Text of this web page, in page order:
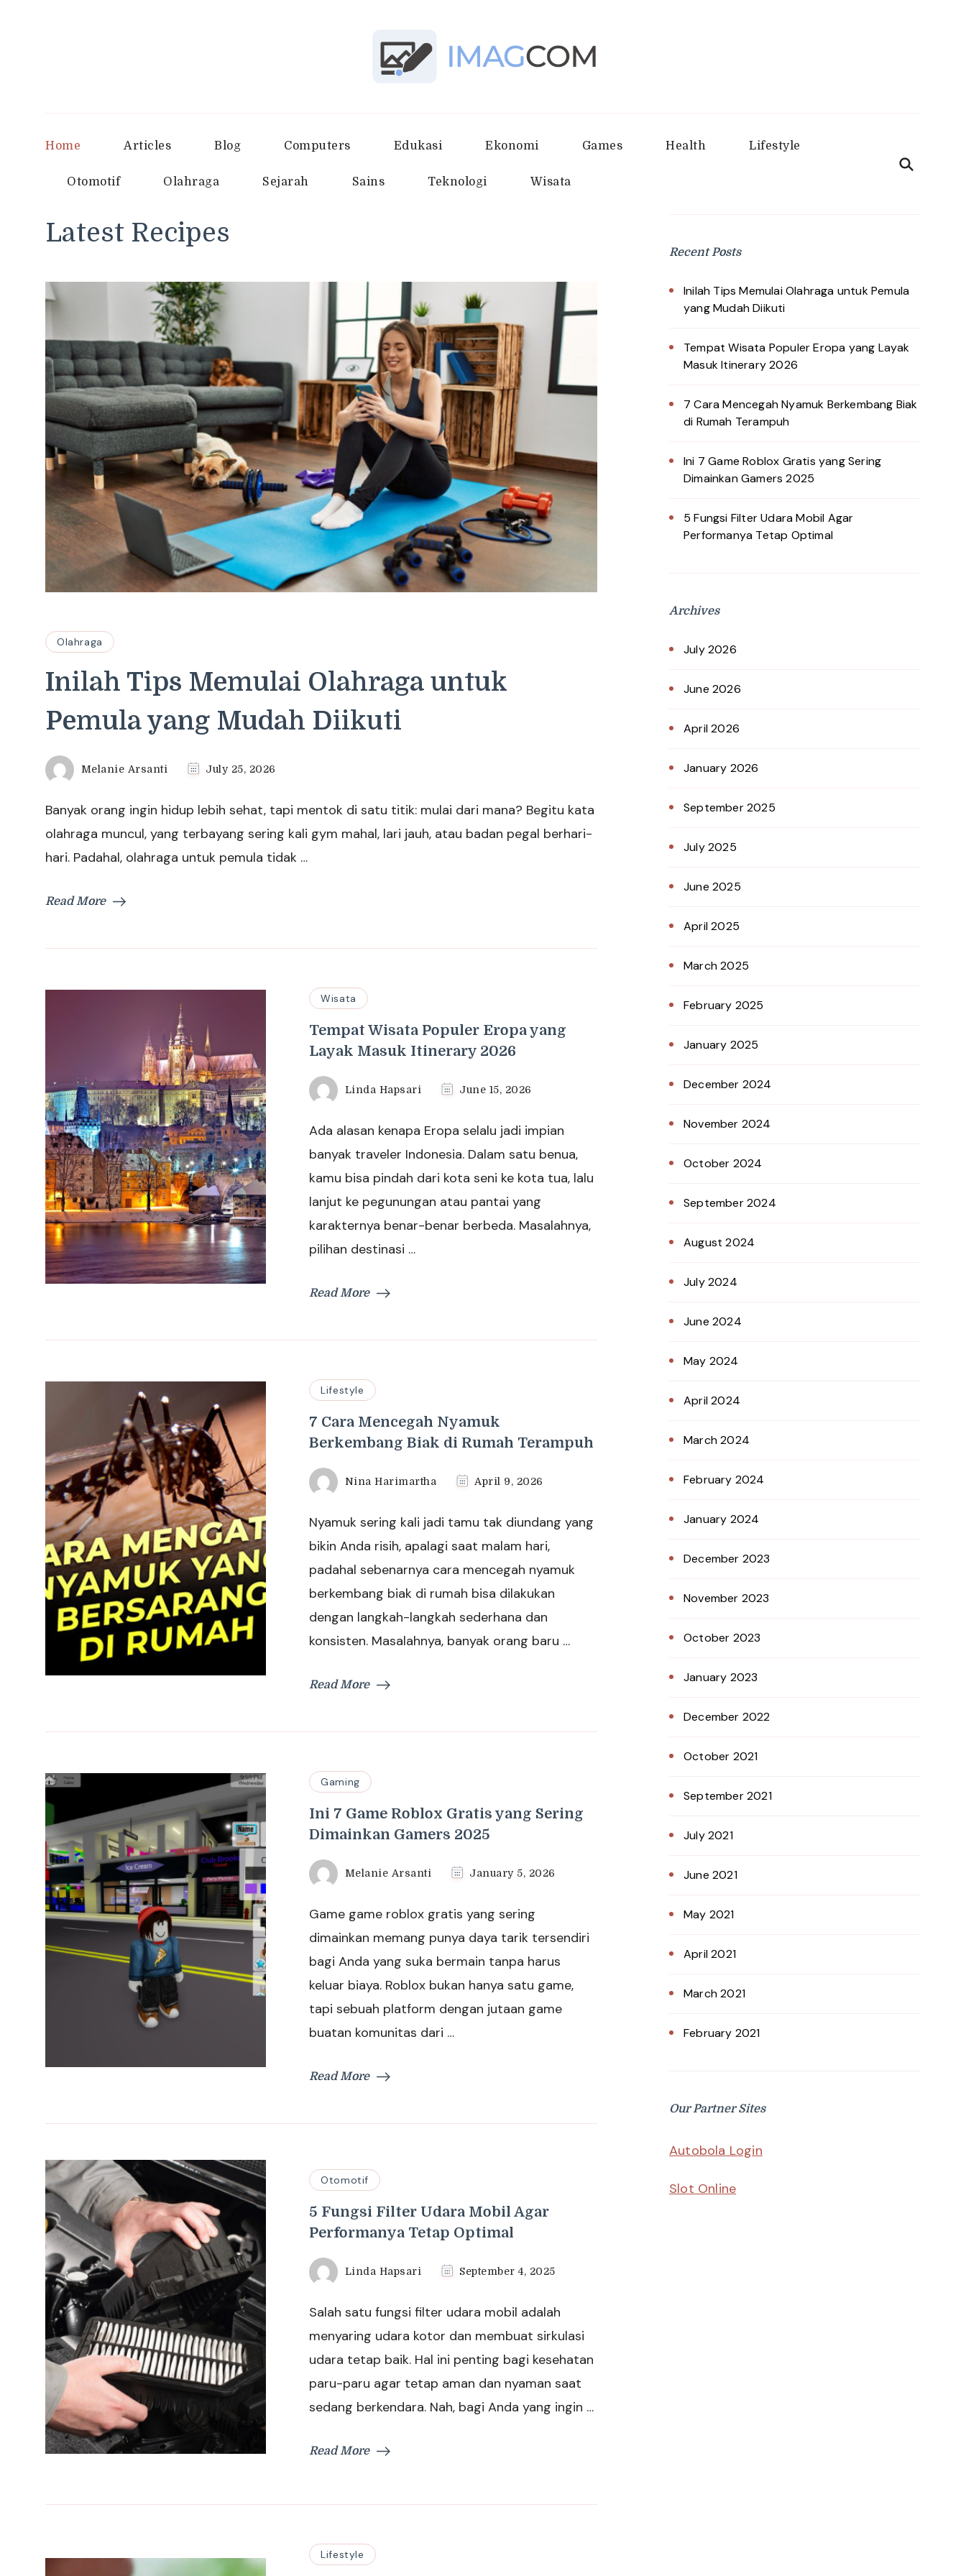
Home Articles Blog Computers Edukasi Ekonomi Games Health Lifestyle
Otomotif Olahraga Sejarah Sains Teknologi Wisata
Latest Recipes
Olahraga
Inilah Tips Memulai Olahraga untuk
Pemula yang Mudah Diikuti
Melanie Arsanti July 25, 2026
Banyak orang ingin hidup lebih sehat, tapi mentok di satu titik: mulai dari mana? Begitu kata
olahraga muncul, yang terbayang sering kali gym mahal, lari jauh, atau badan pegal berhari-
hari. Padahal, olahraga untuk pemula tidak …
Read More
Wisata
Tempat Wisata Populer Eropa yang
Layak Masuk Itinerary 2026
Linda Hapsari June 15, 2026
Ada alasan kenapa Eropa selalu jadi impian
banyak traveler Indonesia. Dalam satu benua,
kamu bisa pindah dari kota seni ke kota tua, lalu
lanjut ke pegunungan atau pantai yang
karakternya benar-benar berbeda. Masalahnya,
pilihan destinasi …
Read More
Lifestyle
7 Cara Mencegah Nyamuk
Berkembang Biak di Rumah Terampuh
Nina Harimartha April 9, 2026
Nyamuk sering kali jadi tamu tak diundang yang
bikin Anda risih, apalagi saat malam hari,
padahal sebenarnya cara mencegah nyamuk
berkembang biak di rumah bisa dilakukan
dengan langkah-langkah sederhana dan
konsisten. Masalahnya, banyak orang baru …
Read More
Gaming
Ini 7 Game Roblox Gratis yang Sering
Dimainkan Gamers 2025
Melanie Arsanti January 5, 2026
Game game roblox gratis yang sering
dimainkan memang punya daya tarik tersendiri
bagi Anda yang suka bermain tanpa harus
keluar biaya. Roblox bukan hanya satu game,
tapi sebuah platform dengan jutaan game
buatan komunitas dari …
Read More
Otomotif
5 Fungsi Filter Udara Mobil Agar
Performanya Tetap Optimal
Linda Hapsari September 4, 2025
Salah satu fungsi filter udara mobil adalah
menyaring udara kotor dan membuat sirkulasi
udara tetap baik. Hal ini penting bagi kesehatan
paru-paru agar tetap aman dan nyaman saat
sedang berkendara. Nah, bagi Anda yang ingin …
Read More
Lifestyle
Recent Posts
Inilah Tips Memulai Olahraga untuk Pemula
yang Mudah Diikuti
Tempat Wisata Populer Eropa yang Layak
Masuk Itinerary 2026
7 Cara Mencegah Nyamuk Berkembang Biak
di Rumah Terampuh
Ini 7 Game Roblox Gratis yang Sering
Dimainkan Gamers 2025
5 Fungsi Filter Udara Mobil Agar
Performanya Tetap Optimal
Archives
July 2026
June 2026
April 2026
January 2026
September 2025
July 2025
June 2025
April 2025
March 2025
February 2025
January 2025
December 2024
November 2024
October 2024
September 2024
August 2024
July 2024
June 2024
May 2024
April 2024
March 2024
February 2024
January 2024
December 2023
November 2023
October 2023
January 2023
December 2022
October 2021
September 2021
July 2021
June 2021
May 2021
April 2021
March 2021
February 2021
Our Partner Sites
Autobola Login
Slot Online